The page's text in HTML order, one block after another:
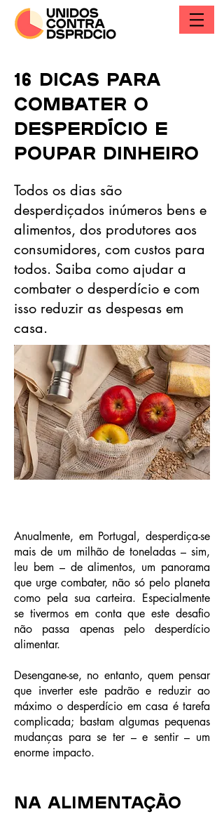
16 dicas para
combater o
desperdício e
poupar dinheiro
Todos os dias são
desperdiçados inúmeros bens e
alimentos, dos produtores aos
consumidores, com custos para
todos. Saiba como ajudar a
combater o desperdício e com
isso reduzir as despesas em
casa.
Anualmente, em Portugal, desperdiça-se
mais de um milhão de toneladas – sim,
leu bem – de alimentos, um panorama
que urge combater, não só pelo planeta
como pela sua carteira. Especialmente
se tivermos em conta que este desafio
não passa apenas pelo desperdício
alimentar.
Desengane-se, no entanto, quem pensar
que inverter este padrão e reduzir ao
máximo o desperdício em casa é tarefa
complicada; bastam algumas pequenas
mudanças para se ter – e sentir – um
enorme impacto.
Na alimentação